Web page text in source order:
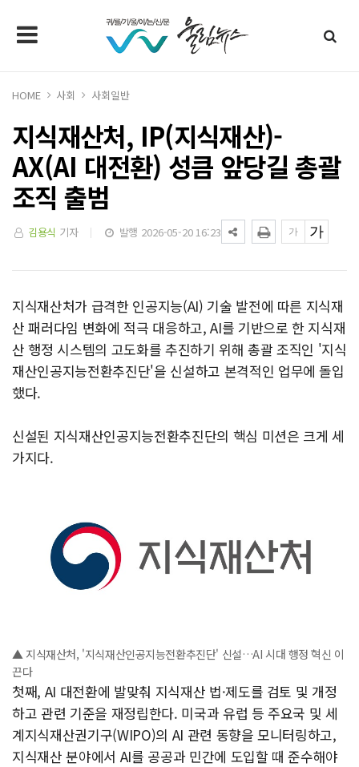
HOME 사회 사회일반
지식재산처, IP(지식재산)-
AX(AI 대전환) 성큼 앞당길 총괄
조직 출범
김용식 기자 발행 2026-05-20 16:23
지식재산처가 급격한 인공지능(AI) 기술 발전에 따른 지식재
산 패러다임 변화에 적극 대응하고, AI를 기반으로 한 지식재
산 행정 시스템의 고도화를 추진하기 위해 총괄 조직인 '지식
재산인공지능전환추진단'을 신설하고 본격적인 업무에 돌입
했다.
신설된 지식재산인공지능전환추진단의 핵심 미션은 크게 세
가지다.
▲ 지식재산처, '지식재산인공지능전환추진단' 신설…AI 시대 행정 혁신 이
끈다
첫째, AI 대전환에 발맞춰 지식재산 법·제도를 검토 및 개정
하고 관련 기준을 재정립한다. 미국과 유럽 등 주요국 및 세
계지식재산권기구(WIPO)의 AI 관련 동향을 모니터링하고,
지식재산 분야에서 AI를 공공과 민간에 도입할 때 준수해야